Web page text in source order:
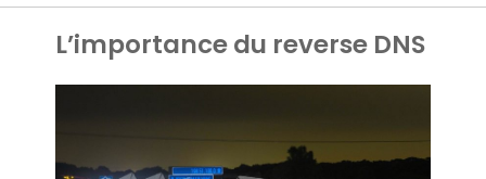
L’importance du reverse DNS